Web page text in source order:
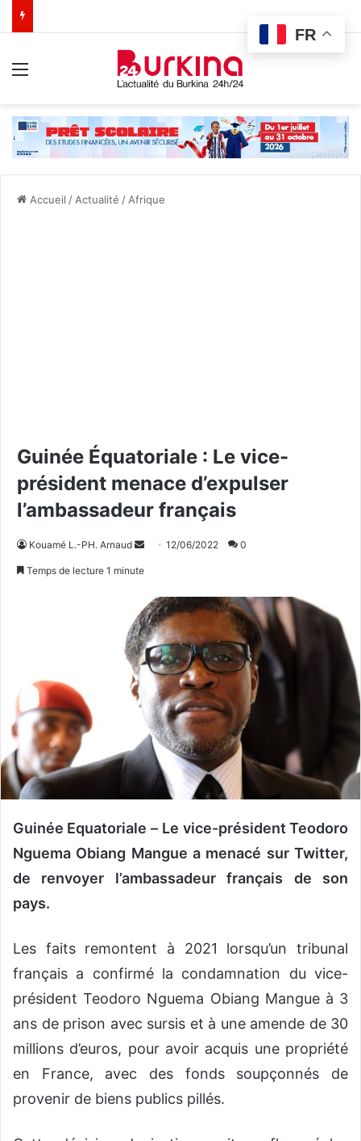
Accueil / Actualité / Afrique
Guinée Équatoriale : Le vice-
président menace d’expulser
l’ambassadeur français
Kouamé L.-PH. Arnaud
o
y
e
r
c
o
u
e
l
12/06/2022 0
Temps de lecture 1 minute
Guinée Equatoriale – Le vice-président Teodoro
Nguema Obiang Mangue a menacé sur Twitter,
de renvoyer l’ambassadeur français de son
pays.
Les faits remontent à 2021 lorsqu’un tribunal
français a confirmé la condamnation du vice-
président Teodoro Nguema Obiang Mangue à 3
ans de prison avec sursis et à une amende de 30
millions d’euros, pour avoir acquis une propriété
en France, avec des fonds soupçonnés de
provenir de biens publics pillés.
FR